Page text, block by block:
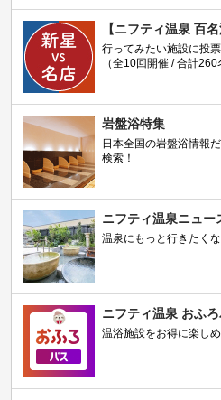
【ニフティ温泉 百名
行ってみたい施設に投
（全10回開催 / 合計260
岩盤浴特集
日本全国の岩盤浴情報
検索！
ニフティ温泉ニュー
温泉にもっと行きたく
ニフティ温泉 おふ
温浴施設をお得に楽し